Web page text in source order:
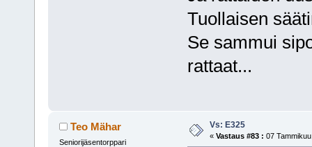
Tuollaisen
Se sammui
rattaat...
Teo Mähar
Seniorijäsentorppari
Vs: E325
« Vastaus #83 : 07